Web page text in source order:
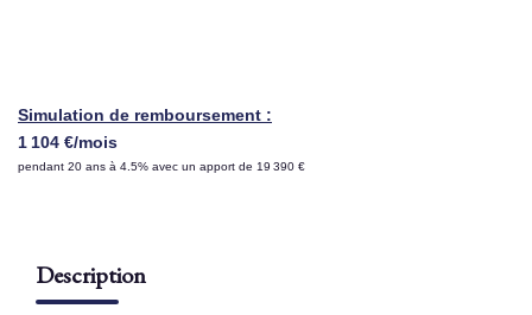
Nos Témoignages
Simulation de remboursement :
1 104 €/mois
pendant 20 ans à 4.5% avec un apport de 19 390 €
Description